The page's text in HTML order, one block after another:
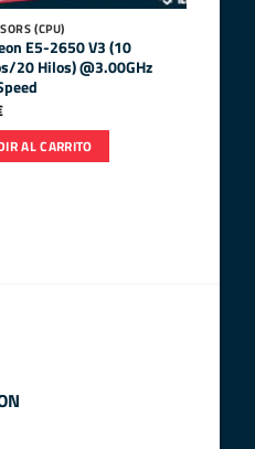
(CPU)
E5-2650 V3 (10
20 Hilos) @3.00GHz
AL CARRITO